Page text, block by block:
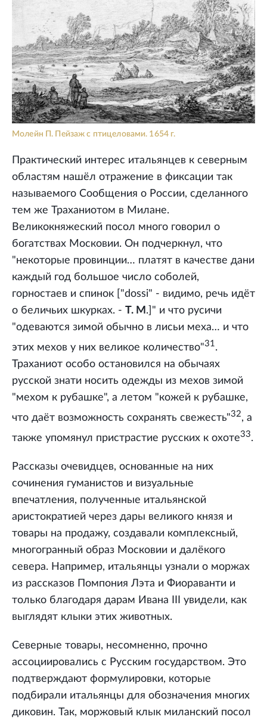
Молейн П. Пейзаж с птицеловами. 1654 г.
Практический интерес итальянцев к северным
областям нашёл отражение в фиксации так
называемого Сообщения о России, сделанного
тем же Траханиотом в Милане.
Великокняжеский посол много говорил о
богатствах Московии. Он подчеркнул, что
"некоторые провинции… платят в качестве дани
каждый год большое число соболей,
горностаев и спинок ["dossi" - видимо, речь идёт
о беличьих шкурках. -
Т. М .]" и что русичи
"одеваются зимой обычно в лисьи меха… и что
этих мехов у них великое количество"31.
Траханиот особо остановился на обычаях
русской знати носить одежды из мехов зимой
"мехом к рубашке", а летом "кожей к рубашке,
что даёт возможность сохранять свежесть"32, а
также упомянул пристрастие русских к охоте33.
Рассказы очевидцев, основанные на них
сочинения гуманистов и визуальные
впечатления, полученные итальянской
аристократией через дары великого князя и
товары на продажу, создавали комплексный,
многогранный образ Московии и далёкого
севера. Например, итальянцы узнали о моржах
из рассказов Помпония Лэта и Фиораванти и
только благодаря дарам Ивана III увидели, как
выглядят клыки этих животных.
Северные товары, несомненно, прочно
ассоциировались с Русским государством. Это
подтверждают формулировки, которые
подбирали итальянцы для обозначения многих
диковин. Так, моржовый клык миланский посол